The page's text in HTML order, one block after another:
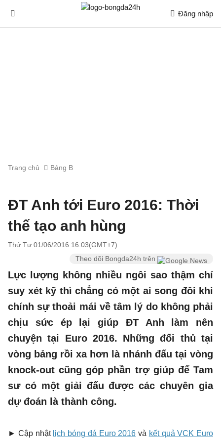
Đăng nhập
Trang chủ Bảng B
ĐT Anh tới Euro 2016: Thời
thế tạo anh hùng
Thứ Tư 01/06/2016 16:03(GMT+7)
Theo dõi Bongda24h trên
Lực lượng không nhiều ngôi sao thậm chí
suy xét kỹ thì chẳng có một ai song đôi khi
chính sự thoải mái về tâm lý do không phải
chịu sức ép lại giúp ĐT Anh làm nên
chuyện tại Euro 2016. Những đối thủ tại
vòng bảng rồi xa hơn là nhánh đấu tại vòng
knock-out cũng góp phần trợ giúp để Tam
sư có một giải đấu được các chuyên gia
dự đoán là thành công.
► Cập nhật lịch bóng đá Euro 2016 và kết quả VCK Euro